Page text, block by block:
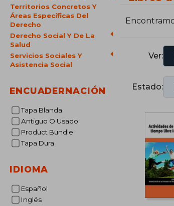
Territorios Concretos Y
Áreas Específicas Del
Derecho
Derecho Social Y De La
Salud
Servicios Sociales Y
Asistencia Social
ENCUADERNACIÓN
Tapa Blanda
Antiguo O Usado
Product Bundle
Tapa Dura
IDIOMA
Español
Inglés
Ver:
Estado: